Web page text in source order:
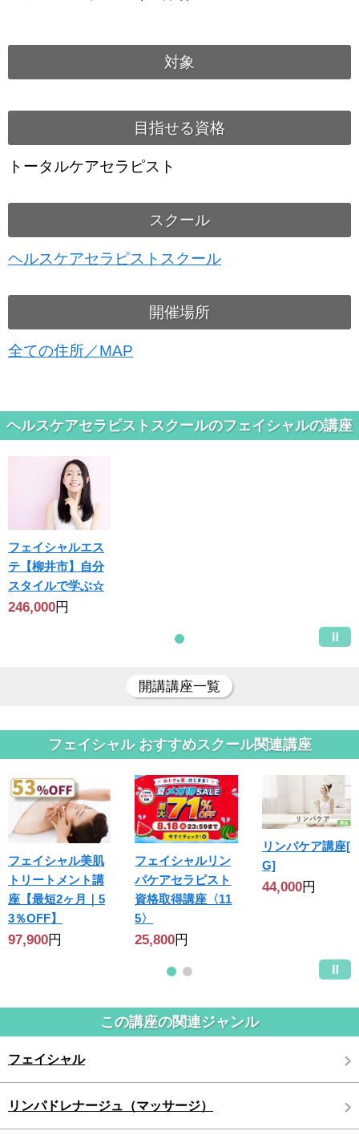
対象
目指せる資格
トータルケアセラピスト
スクール
ヘルスケアセラピストスクール
開催場所
全ての住所／MAP
ヘルスケアセラピストスクールのフェイシャルの講座
フェイシャルエス
テ【柳井市】自分
スタイルで学ぶ☆
246,000円
開講講座一覧
フェイシャル おすすめスクール関連講座
フェイシャル美肌
トリートメント講
座【最短2ヶ月｜5
3％OFF】
97,900円
フェイシャルリン
パケアセラピスト
資格取得講座〈11
5〉
25,800円
リンパケア講座[5
G]
44,000円
この講座の関連ジャンル
フェイシャル
リンパドレナージュ（マッサージ）